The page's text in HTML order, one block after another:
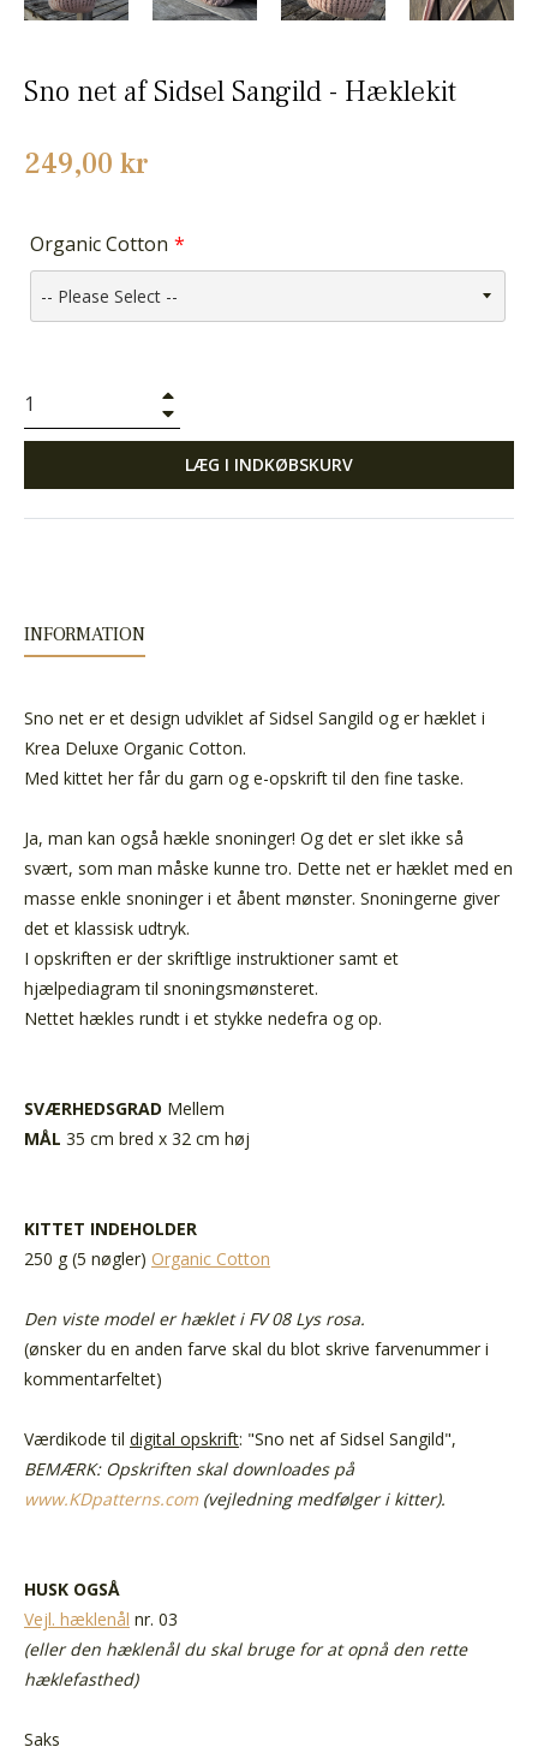
Sno net af Sidsel Sangild - Hæklekit
Normalpris
249,00 kr
Organic Cotton
LÆG I INDKØBSKURV
INFORMATION
Sno net er et design udviklet af Sidsel Sangild og er hæklet i
Krea Deluxe Organic Cotton.
Med kittet her får du garn og e-opskrift til den fine taske.
Ja, man kan også hækle snoninger! Og det er slet ikke så
svært, som man måske kunne tro. Dette net er hæklet med en
masse enkle snoninger i et åbent mønster. Snoningerne giver
det et klassisk udtryk.
I opskriften er der skriftlige instruktioner samt et
hjælpediagram til snoningsmønsteret.
Nettet hækles rundt i et stykke nedefra og op.
SVÆRHEDSGRAD Mellem
MÅL 35 cm bred x 32 cm høj
KITTET INDEHOLDER
250 g (5 nøgler) Organic Cotton
Den viste model er hæklet i FV 08 Lys rosa.
(ønsker du en anden farve skal du blot skrive farvenummer i
kommentarfeltet)
Værdikode til digital opskrift: "Sno net af Sidsel Sangild",
BEMÆRK: Opskriften skal downloades på
www.KDpatterns.com (vejledning medfølger i kitter).
HUSK OGSÅ
Vejl. hæklenål nr. 03
(eller den hæklenål du skal bruge for at opnå den rette
hæklefasthed)
Saks